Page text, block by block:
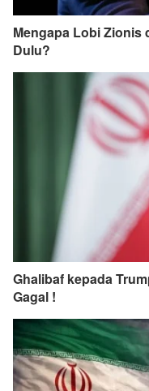
Mengapa Lobi Zionis
Dulu?
Ghalibaf kepada
Gagal !